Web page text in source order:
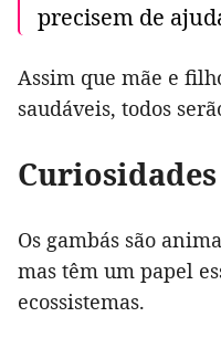
precisem de
Assim que mãe e
saudáveis, todos
Os gambás são
mas têm um papel
ecossistemas.